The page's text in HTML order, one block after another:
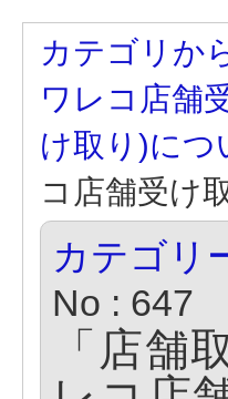
カテゴリか
ワレコ店舗
け取り)につ
コ店舗受け
カテゴリ
No : 647
「店舗